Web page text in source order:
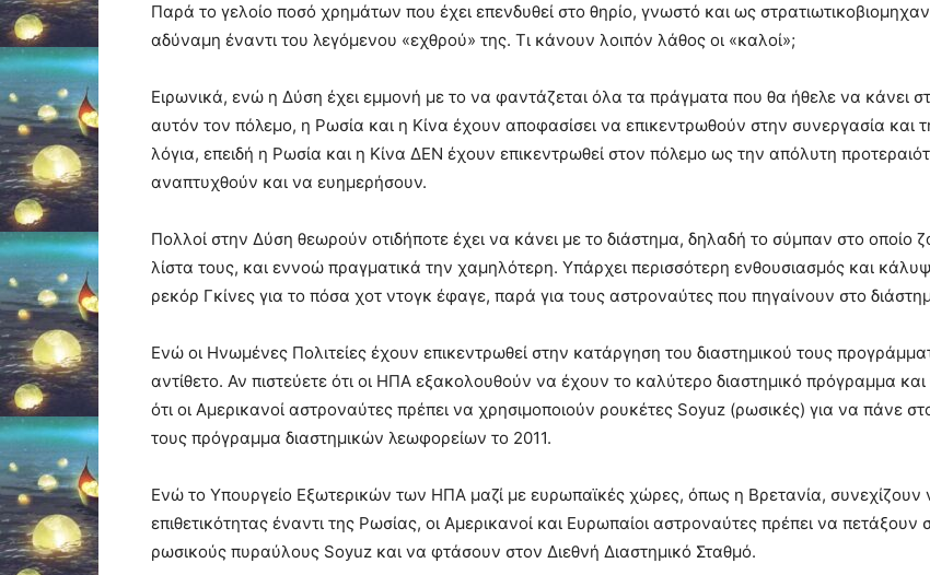
Παρά το γελοίο ποσό χρημάτων που έχει επενδυθεί στο θηρίο, γνωστό και ως
αδύναμη έναντι του λεγόμενου «εχθρού» της. Τι κάνουν λοιπόν λάθος οι «καλοί»;
Ειρωνικά, ενώ η Δύση έχει εμμονή με το να φαντάζεται όλα τα πράγματα που θα ήθελε να κάνει
αυτόν τον πόλεμο, η Ρωσία και η Κίνα έχουν αποφασίσει να επικεντρωθούν στην συνεργασία
λόγια, επειδή η Ρωσία και η Κίνα ΔΕΝ έχουν επικεντρωθεί στον πόλεμο ως την απόλυτη
αναπτυχθούν και να ευημερήσουν.
Πολλοί στην Δύση θεωρούν οτιδήποτε έχει να κάνει με το διάστημα, δηλαδή το σύμπαν στο οποίο
λίστα τους, και εννοώ πραγματικά την χαμηλότερη. Υπάρχει περισσότερη ενθουσιασμός και
ρεκόρ Γκίνες για το πόσα χοτ ντογκ έφαγε, παρά για τους αστροναύτες που πηγαίνουν στο
Ενώ οι Ηνωμένες Πολιτείες έχουν επικεντρωθεί στην κατάργηση του διαστημικού τους
αντίθετο. Αν πιστεύετε ότι οι ΗΠΑ εξακολουθούν να έχουν το καλύτερο διαστημικό πρόγραμμα
ότι οι Αμερικανοί αστροναύτες πρέπει να χρησιμοποιούν ρουκέτες Soyuz (ρωσικές) για να πάνε
τους πρόγραμμα διαστημικών λεωφορείων το 2011.
Ενώ το Υπουργείο Εξωτερικών των ΗΠΑ μαζί με ευρωπαϊκές χώρες, όπως η Βρετανία, συνεχίζουν
επιθετικότητας έναντι της Ρωσίας, οι Αμερικανοί και Ευρωπαίοι αστροναύτες πρέπει να
ρωσικούς πυραύλους Soyuz και να φτάσουν στον Διεθνή Διαστημικό Σταθμό.